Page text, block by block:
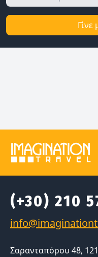
(+30) 210
Σαρανταπόρου 48,